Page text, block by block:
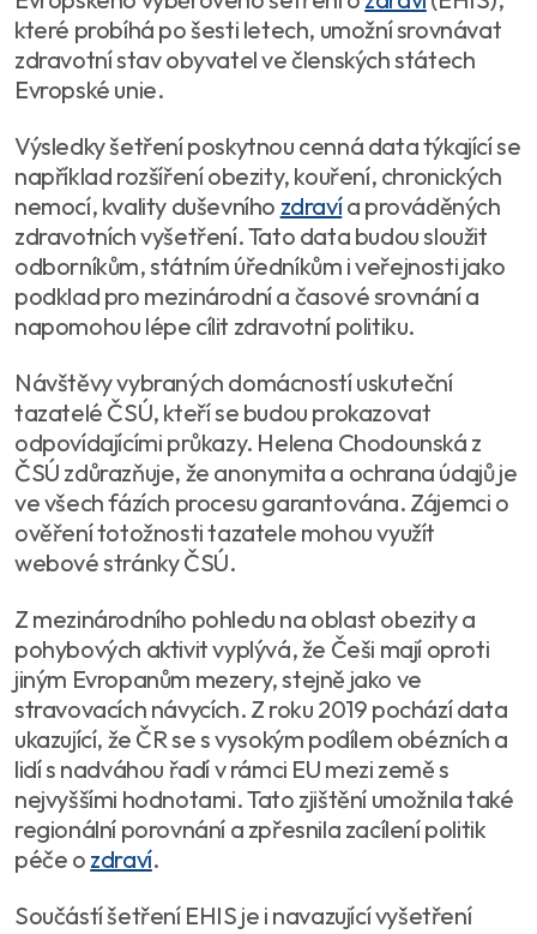
které probíhá po šesti letech, umožní srovnávat
zdravotní stav obyvatel ve členských státech
Evropské unie.
Výsledky šetření poskytnou cenná data týkající se
například rozšíření obezity, kouření, chronických
nemocí, kvality duševního zdravía prováděných
zdravotních vyšetření. Tato data budou sloužit
odborníkům, státním úředníkům i veřejnosti jako
podklad pro mezinárodní a časové srovnání a
napomohou lépe cílit zdravotní politiku.
Návštěvy vybraných domácností uskuteční
tazatelé ČSÚ, kteří se budou prokazovat
odpovídajícími průkazy. Helena Chodounská z
ČSÚ zdůrazňuje, že anonymita a ochrana údajů je
ve všech fázích procesu garantována. Zájemci o
ověření totožnosti tazatele mohou využít
webové stránky ČSÚ.
Z mezinárodního pohledu na oblast obezity a
pohybových aktivit vyplývá, že Češi mají oproti
jiným Evropanům mezery, stejně jako ve
stravovacích návycích. Z roku 2019 pochází data
ukazující, že ČR se s vysokým podílem obézních a
lidí s nadváhou řadí v rámci EU mezi země s
nejvyššími hodnotami. Tato zjištění umožnila také
regionální porovnání a zpřesnila zacílení politik
péče o zdraví.
Součástí šetření EHIS je i navazující vyšetření